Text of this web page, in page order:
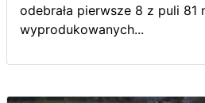
odebrała pierwsze 8 z puli
wyprodukowanych...